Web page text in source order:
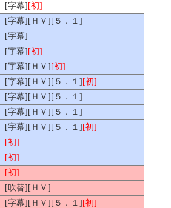
[字幕][初]
[字幕][ＨＶ][５．１]
[字幕]
[字幕][初]
[字幕][ＨＶ][初]
[字幕][ＨＶ][５．１][初]
[字幕][ＨＶ][５．１]
[字幕][ＨＶ][５．１]
[字幕][ＨＶ][５．１][初]
[初]
[初]
[初]
[吹替][ＨＶ]
[字幕][ＨＶ][５．１][初]